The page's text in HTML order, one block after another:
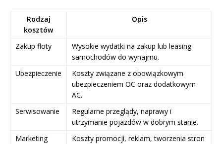
Rodzaj
kosztów
Opis
Zakup floty
Wysokie wydatki na zakup lub leasing
samochodów do wynajmu.
Ubezpieczenie
Koszty związane z obowiązkowym
ubezpieczeniem OC oraz dodatkowym
AC.
Serwisowanie
Regularne przeglądy, naprawy i
utrzymanie pojazdów w dobrym stanie.
Marketing
Koszty promocji, reklam, tworzenia stron